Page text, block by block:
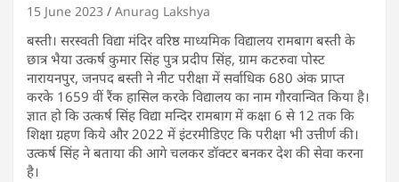
15 June 2023 Anurag Lakshya
बस्ती। सरस्वती विद्या मंदिर वरिष्ठ माध्यमिक विद्यालय रामबाग बस्ती के
छात्र भैया उत्कर्ष कुमार सिंह पुत्र प्रदीप सिंह, ग्राम कटरुवा पोस्ट
नारायनपुर, जनपद बस्ती ने नीट परीक्षा में सर्वाधिक 680 अंक प्राप्त
करके 1659 वीं रैंक हासिल करके विद्यालय का नाम गौरवान्वित किया है।
ज्ञात हो कि उत्कर्ष सिंह विद्या मन्दिर रामबाग में कक्षा 6 से 12 तक कि
शिक्षा ग्रहण किये और 2022 में इंटरमीडिएट कि परीक्षा भी उत्तीर्ण की।
उत्कर्ष सिंह ने बताया की आगे चलकर डॉक्टर बनकर देश की सेवा करना
है।